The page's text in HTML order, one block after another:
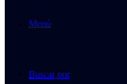
Menú
Buscar por